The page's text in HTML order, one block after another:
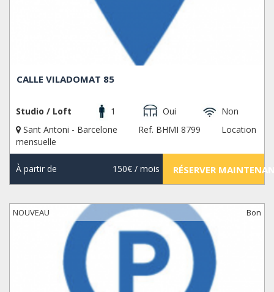
CALLE VILADOMAT 85
Studio / Loft 1 Oui
Non
Sant Antoni - Barcelone
Ref. BHMI 8799
Location
mensuelle
À partir de 150€/ mois RÉSERVER
NOUVEAU Bon